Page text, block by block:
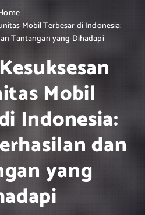
Mobil Terbesar di Indonesia:
Tantangan yang Dihadapi
Mobil
Indonesia:
dan
yang